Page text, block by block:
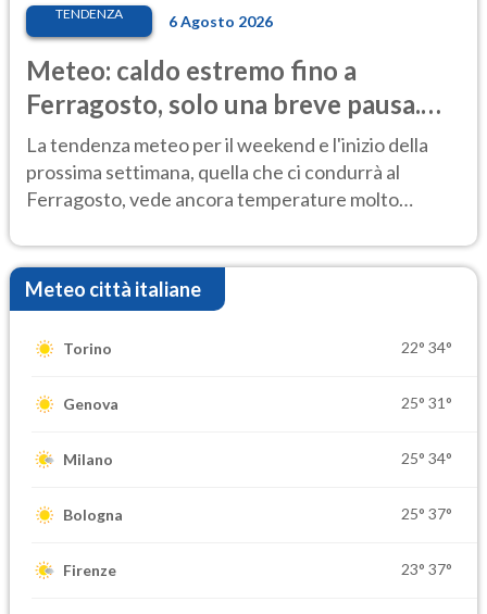
TENDENZA 6 Agosto 2026
Meteo: caldo estremo fino a
Ferragosto, solo una breve pausa.
Ecco dove
La tendenza meteo per il weekend e l'inizio della
prossima settimana, quella che ci condurrà al
Ferragosto, vede ancora temperature molto
Meteo città italiane
Torino 22° 34°
Genova 25° 31°
Milano 25° 34°
Bologna 25° 37°
Firenze 23° 37°